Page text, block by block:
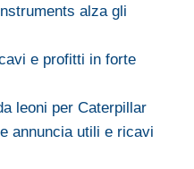
alza gli
e profitti in forte
leoni per Caterpillar
annuncia utili e ricavi